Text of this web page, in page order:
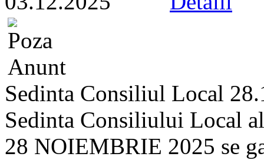
Sedinta Consiliul Local
Sedinta Consiliului Local
28 NOIEMBRIE 2025 se